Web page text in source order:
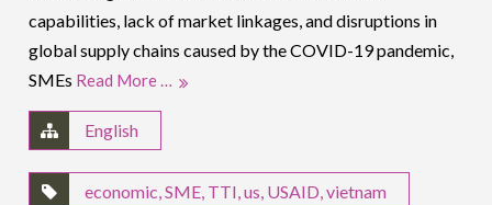
capabilities, lack of market linkages, and disruptions in
global supply chains caused by the COVID-19 pandemic,
SMEs Read More …
English
economic,SME, TTI,us, USAID,vietnam